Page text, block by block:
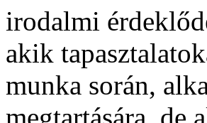
irodalmi
akik
munka során,
megtartására, de